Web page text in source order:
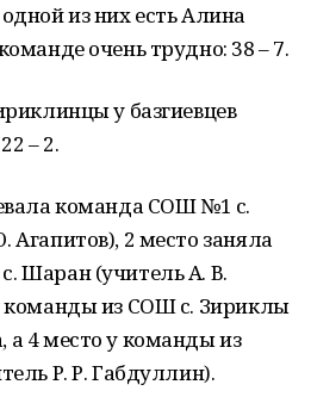
из них есть Алина
очень трудно: 38 – 7.
у базгиевцев
– 2.
команда СОШ №1 с.
2 место заняла
Шаран (учитель А. В.
команды из СОШ с. Зириклы
4 место у команды из
Р. Р. Габдуллин).